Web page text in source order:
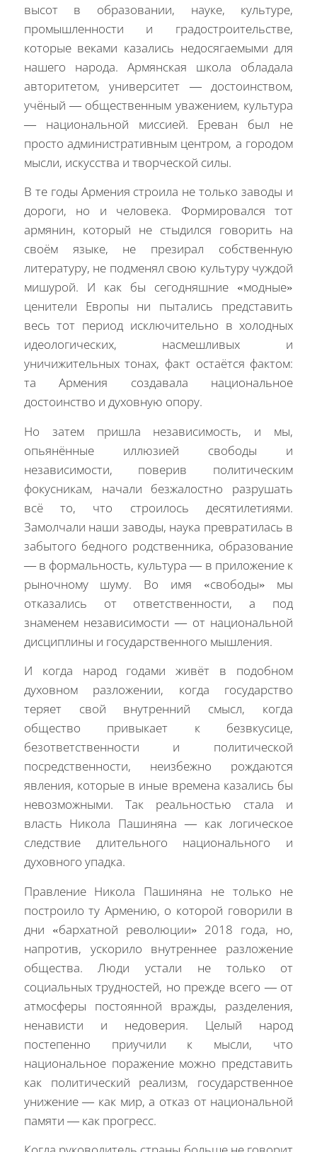
высот в образовании, науке, культуре,
промышленности и градостроительстве,
которые веками казались недосягаемыми для
нашего народа. Армянская школа обладала
авторитетом, университет — достоинством,
учёный — общественным уважением, культура
— национальной миссией. Ереван был не
просто административным центром, а городом
мысли, искусства и творческой силы.
В те годы Армения строила не только заводы и
дороги, но и человека. Формировался тот
армянин, который не стыдился говорить на
своём языке, не презирал собственную
литературу, не подменял свою культуру чуждой
мишурой. И как бы сегодняшние «модные»
ценители Европы ни пытались представить
весь тот период исключительно в холодных
идеологических, насмешливых и
уничижительных тонах, факт остаётся фактом:
та Армения создавала национальное
достоинство и духовную опору.
Но затем пришла независимость, и мы,
опьянённые иллюзией свободы и
независимости, поверив политическим
фокусникам, начали безжалостно разрушать
всё то, что строилось десятилетиями.
Замолчали наши заводы, наука превратилась в
забытого бедного родственника, образование
— в формальность, культура — в приложение к
рыночному шуму. Во имя «свободы» мы
отказались от ответственности, а под
знаменем независимости — от национальной
дисциплины и государственного мышления.
И когда народ годами живёт в подобном
духовном разложении, когда государство
теряет свой внутренний смысл, когда
общество привыкает к безвкусице,
безответственности и политической
посредственности, неизбежно рождаются
явления, которые в иные времена казались бы
невозможными. Так реальностью стала и
власть Никола Пашиняна — как логическое
следствие длительного национального и
духовного упадка.
Правление Никола Пашиняна не только не
построило ту Армению, о которой говорили в
дни «бархатной революции» 2018 года, но,
напротив, ускорило внутреннее разложение
общества. Люди устали не только от
социальных трудностей, но прежде всего — от
атмосферы постоянной вражды, разделения,
ненависти и недоверия. Целый народ
постепенно приучили к мысли, что
национальное поражение можно представить
как политический реализм, государственное
унижение — как мир, а отказ от национальной
памяти — как прогресс.